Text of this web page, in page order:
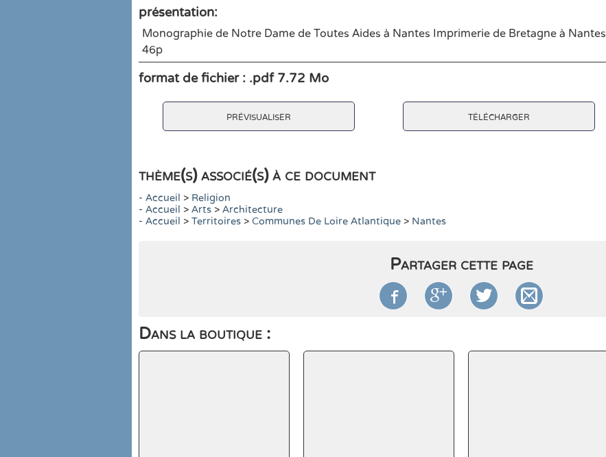
présentation:
Monographie de Notre Dame de Toutes Aides à Nantes Imprimerie de Bretagne à Nantes
46p
format de fichier : .pdf 7.72 Mo
prévisualiser télécharger
thème(s) associé(s) à ce document
- Accueil > Religion
- Accueil > Arts > Architecture
- Accueil > Territoires > Communes De Loire Atlantique > Nantes
Partager cette page
   
Dans la boutique :